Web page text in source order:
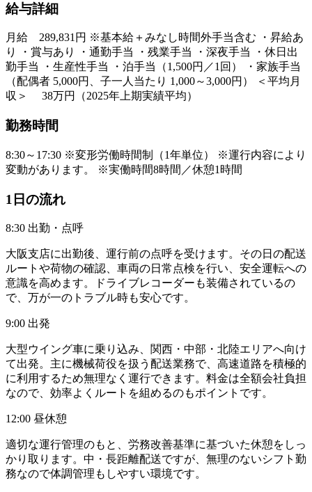
給与詳細
月給 289,831円 ※基本給＋みなし時間外手当含む ・昇給あ
り ・賞与あり ・通勤手当 ・残業手当 ・深夜手当 ・休日出
勤手当 ・生産性手当 ・泊手当（1,500円／1回） ・家族手当
（配偶者 5,000円、子一人当たり 1,000～3,000円） ＜平均月
収＞ 38万円（2025年上期実績平均）
勤務時間
8:30～17:30 ※変形労働時間制（1年単位） ※運行内容により
変動があります。 ※実働時間8時間／休憩1時間
1日の流れ
8:30 出勤・点呼
大阪支店に出勤後、運行前の点呼を受けます。その日の配送
ルートや荷物の確認、車両の日常点検を行い、安全運転への
意識を高めます。ドライブレコーダーも装備されているの
で、万が一のトラブル時も安心です。
9:00 出発
大型ウイング車に乗り込み、関西・中部・北陸エリアへ向け
て出発。主に機械荷役を扱う配送業務で、高速道路を積極的
に利用するため無理なく運行できます。料金は全額会社負担
なので、効率よくルートを組めるのもポイントです。
12:00 昼休憩
適切な運行管理のもと、労務改善基準に基づいた休憩をしっ
かり取ります。中・長距離配送ですが、無理のないシフト勤
務なので体調管理もしやすい環境です。